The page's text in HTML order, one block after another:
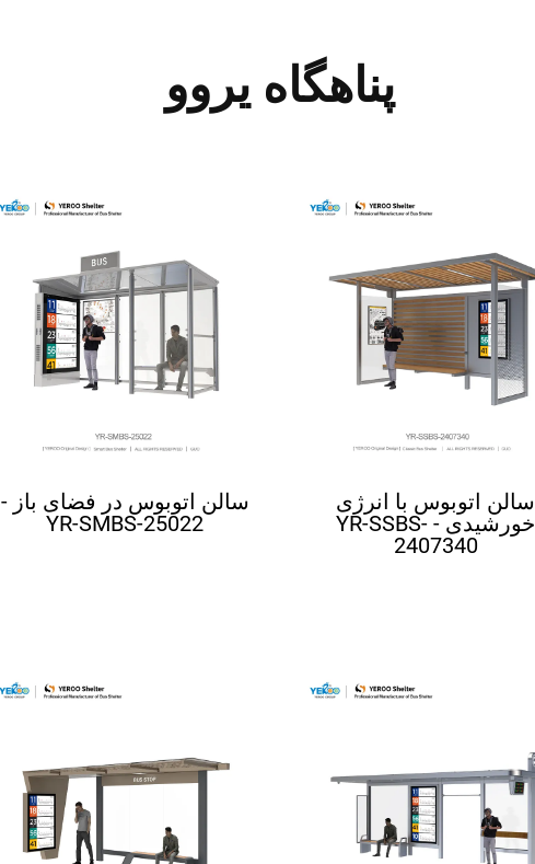
پناهگاه یروو
سالن اتوبوس با انرژی
خورشیدی - YR-SSBS-
2407340
سالن اتوبوس در فضای باز -
YR-SMBS-25022